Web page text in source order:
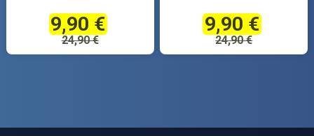
9,90 €
24,90 €
9,90 €
24,90 €